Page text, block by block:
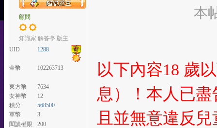
顧問
知識家 解答亭 版主
UID
1288
金幣 102263713
東方幣
7634
女神幣
12
積分
568500
軍幣
3
閱讀權限
200
本
以下內容18 歲
息）！本人已
且並無意違反